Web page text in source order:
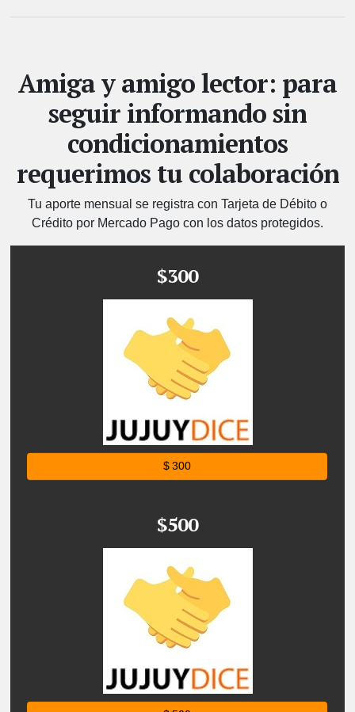
Amiga y amigo lector: para
seguir informando sin
condicionamientos
requerimos tu colaboración
Tu aporte mensual se registra con Tarjeta de Débito o
Crédito por Mercado Pago con los datos protegidos.
$300
$ 300
$500